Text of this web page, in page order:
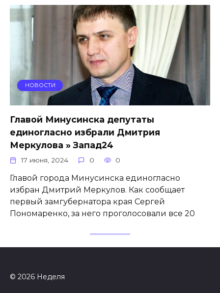
НОВОСТИ
Главой Минусинска депутаты
единогласно избрали Дмитрия
Меркулова » Запад24
17 июня, 2024 0 0
Главой города Минусинска единогласно
избран Дмитрий Меркулов. Как сообщает
первый замгубернатора края Сергей
Пономаренко, за него проголосовали все 20
© 2026 Неделя